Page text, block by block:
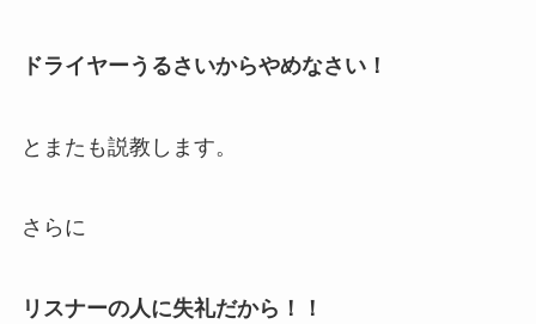
ドライヤーうるさいからやめなさい！
とまたも説教 します。
さらに
リスナーの人に失礼だから！！